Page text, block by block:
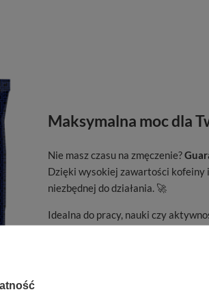
Maksymalna moc dla
Nie masz czasu na zmęczenie?
Dzięki wysokiej zawartości kofeiny
niezbędnej do działania. 🚀
Idealna do pracy, nauki czy
wszystko. Dzięki mocy yerba mate